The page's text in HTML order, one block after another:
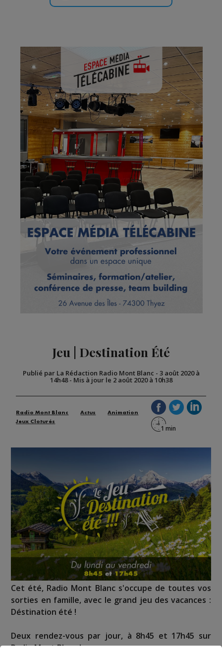
Jeu | Destination Été
Publié par La Rédaction Radio Mont Blanc - 3 août 2020 à
14h48- Mis à jour le 2 août 2020 à 10h38
Radio Mont Blanc Actus
Animation
Jeux Cloturés
Cet été, Radio Mont Blanc s'occupe de toutes vos
sorties en famille, avec le grand jeu des vacances :
Déstination été !
Deux rendez-vous par jour, à 8h45 et 17h45 sur
Radio Mont Blanc !